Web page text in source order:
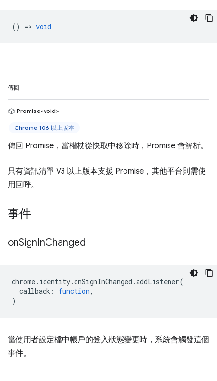
() => void
傳回
Promise<void>
Chrome 106 以上版本
傳回 Promise，當權杖從快取中移除時，Promise 會解析。
只有資訊清單 V3 以上版本支援 Promise，其他平台則需使
用回呼。
事件
onSignInChanged
chrome. identity.onSignInChanged .addListener(
callback : function,
)
當使用者設定檔中帳戶的登入狀態變更時，系統會觸發這個
事件。